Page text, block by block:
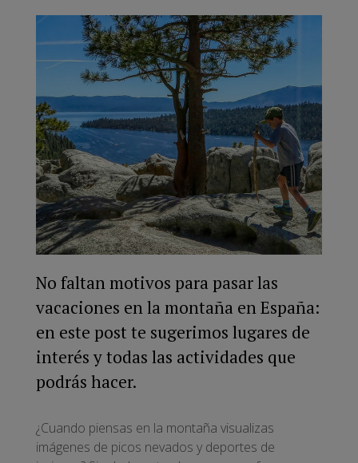
No faltan motivos para pasar las
vacaciones en la montaña en España:
en este post te sugerimos lugares de
interés y todas las actividades que
podrás hacer.
¿Cuando piensas en la montaña visualizas
imágenes de picos nevados y deportes de